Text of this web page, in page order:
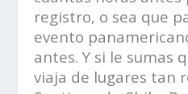
registro, o sea que
evento
antes. Y si le sumas
viaja de lugares tan